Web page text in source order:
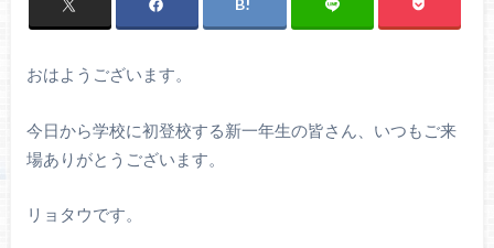
おはようございます。
今日から学校に初登校する新一年生の皆さん、いつもご来
場ありがとうございます。
リョタウです。